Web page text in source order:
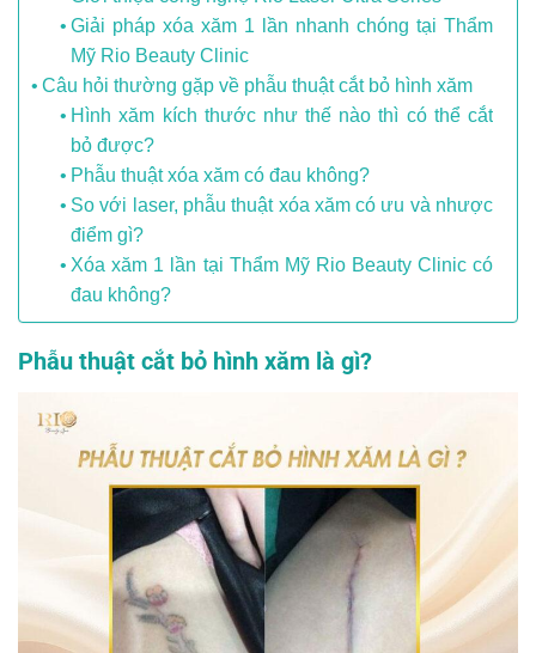
Giải pháp xóa xăm 1 lần nhanh chóng tại Thẩm
Mỹ Rio Beauty Clinic
Câu hỏi thường gặp về phẫu thuật cắt bỏ hình xăm
Hình xăm kích thước như thế nào thì có thể cắt
bỏ được?
Phẫu thuật xóa xăm có đau không?
So với laser, phẫu thuật xóa xăm có ưu và nhược
điểm gì?
Xóa xăm 1 lần tại Thẩm Mỹ Rio Beauty Clinic có
đau không?
Phẫu thuật cắt bỏ hình xăm là gì?